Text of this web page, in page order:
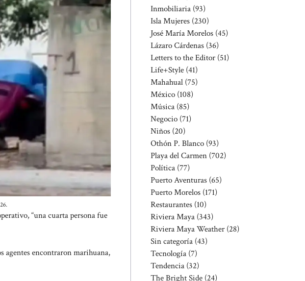
“una cuarta persona fue
agentes encontraron marihuana,
Inmobiliaria (93)
Isla Mujeres (230)
José María Morelos (45)
Lázaro Cárdenas (36)
Letters to the Editor (51)
Life+Style (41)
Mahahual (75)
México (108)
Música (85)
Negocio (71)
Niños (20)
Othón P. Blanco (93)
Playa del Carmen (702)
Política (77)
Puerto Aventuras (65)
Puerto Morelos (171)
Restaurantes (10)
Riviera Maya (343)
Riviera Maya Weather (28)
Sin categoría (43)
Tecnología (7)
Tendencia (32)
The Bright Side (24)